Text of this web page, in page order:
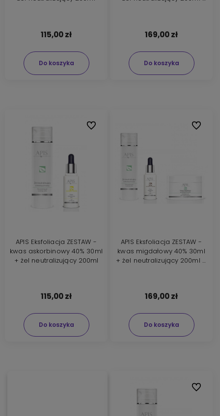
115,00 zł
Do koszyka
169,00 zł
Do koszyka
APIS Eksfoliacja ZESTAW -
kwas askorbinowy 40% 30ml
+ żel neutralizujący 200ml
115,00 zł
Do koszyka
Do ulubionych
APIS Eksfoliacja ZESTAW -
kwas migdałowy 40% 30ml
+ żel neutralizujący 200ml +
169,00 zł
Do koszyka
Do
Do